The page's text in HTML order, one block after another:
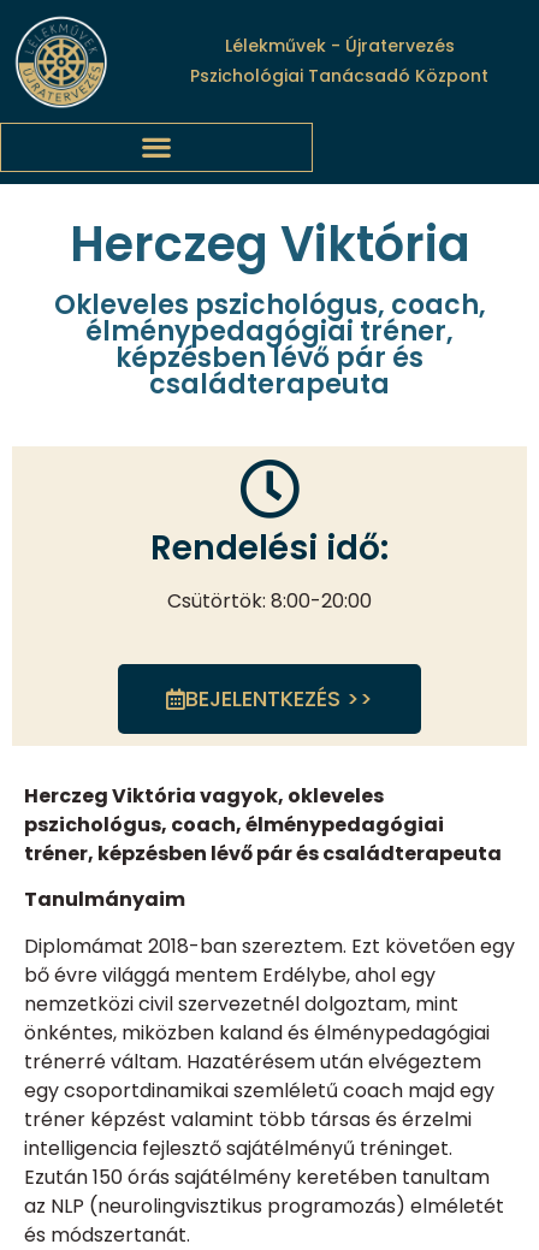
Lélekművek - Újratervezés
Pszichológiai Tanácsadó Központ
Herczeg Viktória
Okleveles pszichológus, coach,
élménypedagógiai tréner,
képzésben lévő pár és
családterapeuta
Rendelési idő:
Csütörtök: 8:00-20:00
BEJELENTKEZÉS >>
Herczeg Viktória vagyok, okleveles
pszichológus, coach, élménypedagógiai
tréner, képzésben lévő pár és családterapeuta
Tanulmányaim
Diplomámat 2018-ban szereztem. Ezt követően egy
bő évre világgá mentem Erdélybe, ahol egy
nemzetközi civil szervezetnél dolgoztam, mint
önkéntes, miközben kaland és élménypedagógiai
trénerré váltam. Hazatérésem után elvégeztem
egy csoportdinamikai szemléletű coach majd egy
tréner képzést valamint több társas és érzelmi
intelligencia fejlesztő sajátélményű tréninget.
Ezután 150 órás sajátélmény keretében tanultam
az NLP (neurolingvisztikus programozás) elméletét
és módszertanát.